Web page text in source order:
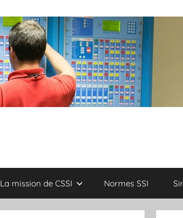
La mission de CSSI Normes SSI